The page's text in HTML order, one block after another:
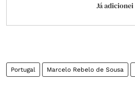
Já adicionei
Portugal Marcelo Rebelo de Sousa